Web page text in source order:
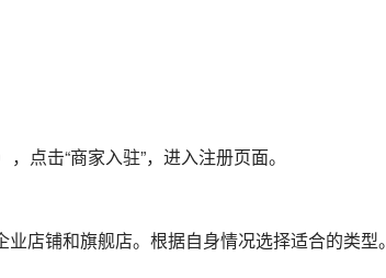
，点击“商家入驻”，进入注册页面。
店铺和旗舰店。根据自身情况选择适合的类型。